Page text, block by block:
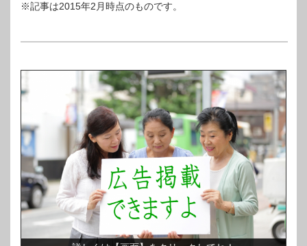
※記事は2015年2月時点のものです。